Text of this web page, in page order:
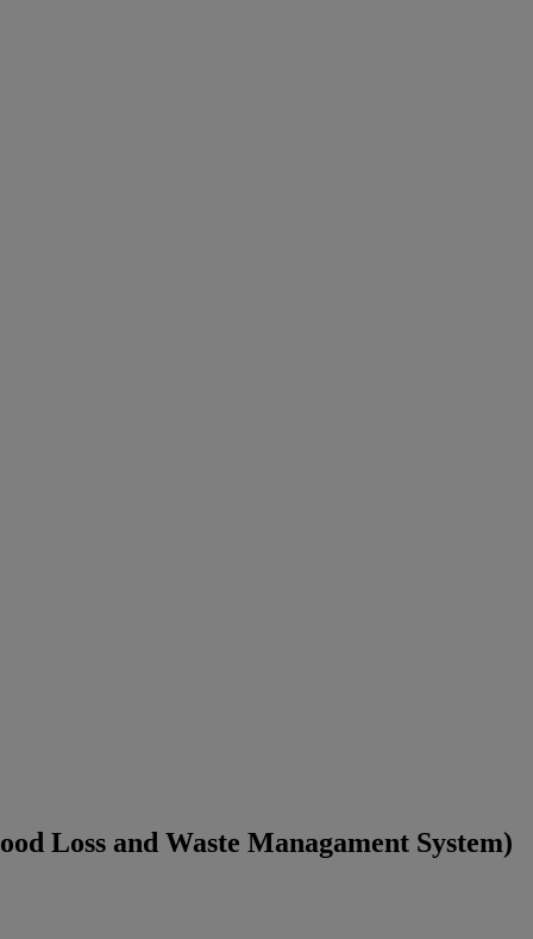
Loss and Waste Managament System)